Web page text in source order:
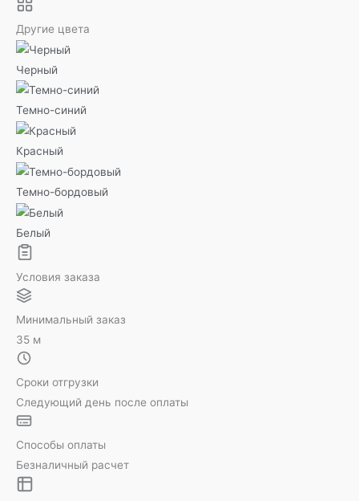
Другие цвета
Черный
Темно-синий
Красный
Темно-бордовый
Белый
Условия заказа
Минимальный заказ
35 м
Сроки отгрузки
Следующий день после оплаты
Способы оплаты
Безналичный расчет